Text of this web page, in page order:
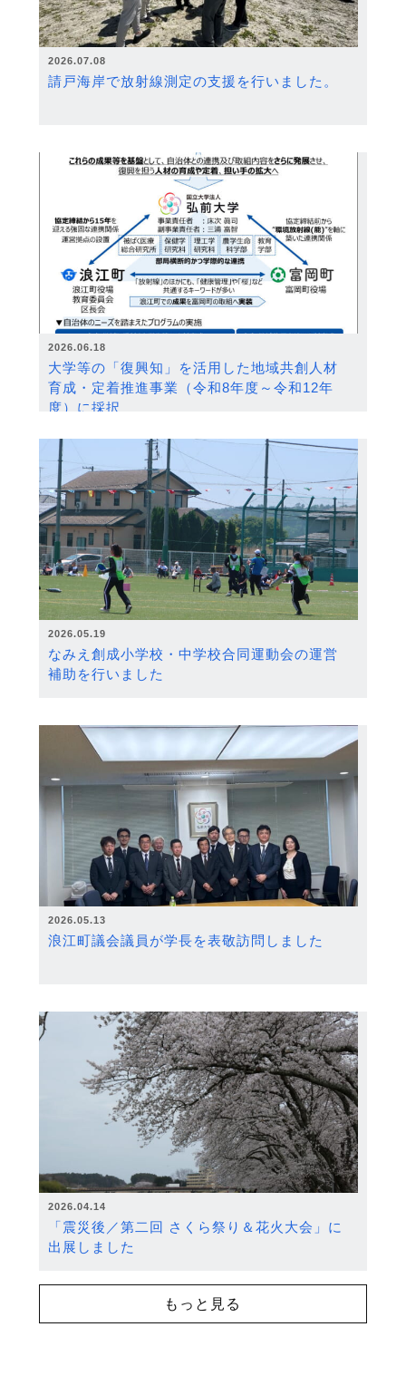
2026.07.08
請戸海岸で放射線測定の支援を行いました。
2026.06.18
大学等の「復興知」を活用した地域共創人材
育成・定着推進事業（令和8年度～令和12年
度）に採択
2026.05.19
なみえ創成小学校・中学校合同運動会の運営
補助を行いました
2026.05.13
浪江町議会議員が学長を表敬訪問しました
2026.04.14
「震災後／第二回 さくら祭り＆花火大会」に
出展しました
もっと見る